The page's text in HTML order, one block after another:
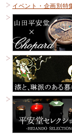
イベント・企画別特